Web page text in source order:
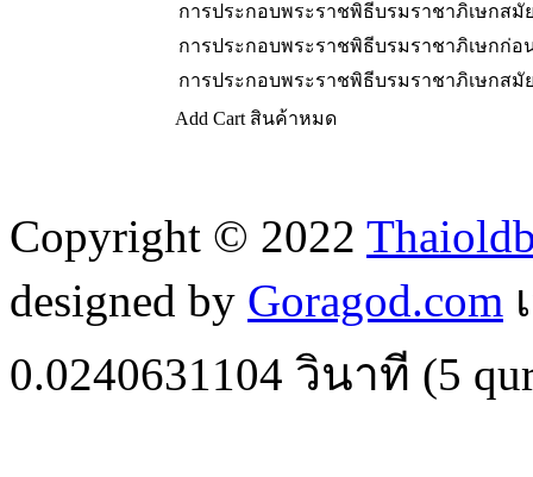
การประกอบพระราชพิธีบรมราชาภิเษกสมั
การประกอบพระราชพิธีบรมราชาภิเษกก่
การประกอบพระราชพิธีบรมราชาภิเษกสมั
Add Cart สินค้าหมด
Copyright © 2022
designed by Goragod.com
0.0240631104 วินาที (5